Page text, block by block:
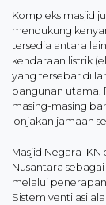
Kompleks masjid
mendukung
tersedia antara
kendaraan listrik
yang tersebar di
bangunan utama.
masing-masing
lonjakan jamaah
Masjid Negara
Nusantara
melalui
Sistem ventilasi